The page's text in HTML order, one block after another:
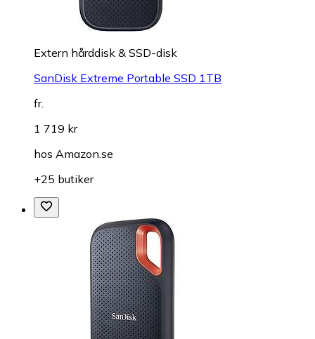
Extern hårddisk & SSD-disk
SanDisk Extreme Portable SSD 1TB
fr.
1 719 kr
hos Amazon.se
+25 butiker